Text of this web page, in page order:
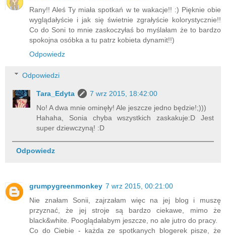
Rany!! Aleś Ty miała spotkań w te wakacje!! :) Pięknie obie
wyglądałyście i jak się świetnie zgrałyście kolorystycznie!!
Co do Soni to mnie zaskoczyłaś bo myślałam że to bardzo
spokojna osóbka a tu patrz kobieta dynamit!!)
Odpowiedz
Odpowiedzi
Tara_Edyta
7 wrz 2015, 18:42:00
No! A dwa mnie ominęły! Ale jeszcze jedno będzie!;)))
Hahaha, Sonia chyba wszystkich zaskakuje:D Jest
super dziewczyną! :D
Odpowiedz
grumpygreenmonkey 7 wrz 2015, 00:21:00
Nie znałam Sonii, zajrzałam więc na jej blog i muszę
przyznać, że jej stroje są bardzo ciekawe, mimo że
black&white. Pooglądałabym jeszcze, no ale jutro do pracy.
Co do Ciebie - każda ze spotkanych blogerek pisze, że